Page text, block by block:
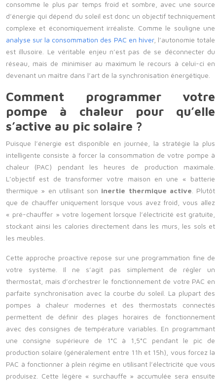
consomme le plus par temps froid et sombre, avec une source
d’énergie qui dépend du soleil est donc un objectif techniquement
complexe et économiquement irréaliste. Comme le souligne une
analyse sur la consommation des PAC en hiver, l’autonomie totale
est illusoire. Le véritable enjeu n’est pas de se déconnecter du
réseau, mais de minimiser au maximum le recours à celui-ci en
devenant un maître dans l’art de la synchronisation énergétique.
Comment programmer votre
pompe à chaleur pour qu’elle
s’active au pic solaire ?
Puisque l’énergie est disponible en journée, la stratégie la plus
intelligente consiste à forcer la consommation de votre pompe à
chaleur (PAC) pendant les heures de production maximale.
L’objectif est de transformer votre maison en une « batterie
thermique » en utilisant son inertie thermique active . Plutôt
que de chauffer uniquement lorsque vous avez froid, vous allez
« pré-chauffer » votre logement lorsque l’électricité est gratuite,
stockant ainsi les calories directement dans les murs, les sols et
les meubles.
Cette approche proactive repose sur une programmation fine de
votre système. Il ne s’agit pas simplement de régler un
thermostat, mais d’orchestrer le fonctionnement de votre PAC en
parfaite synchronisation avec la courbe du soleil. La plupart des
pompes à chaleur modernes et des thermostats connectés
permettent de définir des plages horaires de fonctionnement
avec des consignes de température variables. En programmant
une consigne supérieure de 1°C à 1,5°C pendant le pic de
production solaire (généralement entre 11h et 15h), vous forcez la
PAC à fonctionner à plein régime en utilisant l’électricité que vous
produisez. Cette légère « surchauffe » accumulée sera ensuite